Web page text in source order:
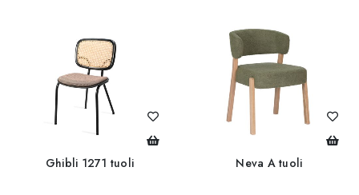
Ghibli 1271 tuoli Neva A tuoli